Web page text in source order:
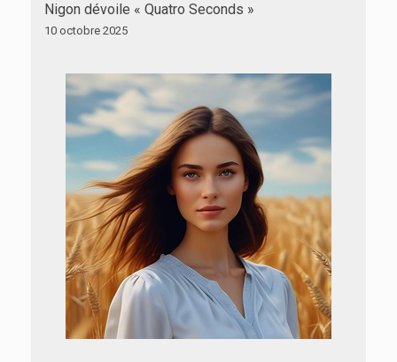
Nigon dévoile « Quatro Seconds »
10 octobre 2025